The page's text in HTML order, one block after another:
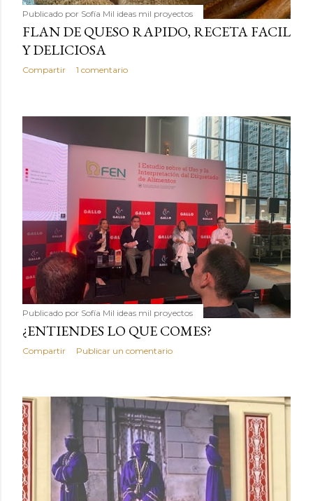
Publicado por Sofía Mil ideas mil proyectos
FLAN DE QUESO RAPIDO, RECETA FACIL
Y DELICIOSA
Compartir 1 comentario
Publicado por Sofía Mil ideas mil proyectos
¿ENTIENDES LO QUE COMES?
Compartir Publicar un comentario